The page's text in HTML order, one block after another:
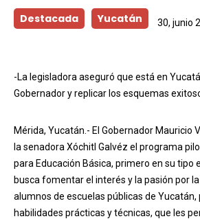
Destacada Yucatán 30, junio
-La legisladora aseguró que está en
Gobernador y replicar los esquemas
Mérida, Yucatán.- El Gobernador Mauricio
la senadora Xóchitl Galvéz el programa
para Educación Básica, primero en su tipo
busca fomentar el interés y la pasión por
alumnos de escuelas públicas de
habilidades prácticas y técnicas, que les